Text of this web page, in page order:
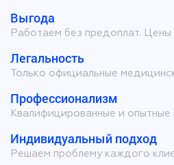
Выгода
Работаем без предоплат. Цены
Легальность
Только официальные
Профессионализм
Квалифицированные и опытные
Индивидуальный подход
Решаем проблему каждого